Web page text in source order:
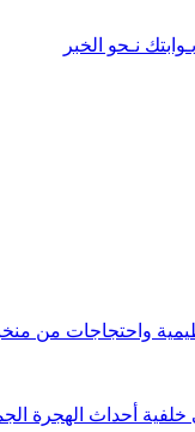
واحتجاجات من
أحداث الهجرة